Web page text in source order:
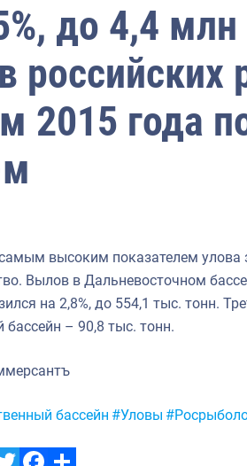
до 4,4
российских
2015 года
высоким показателем улова
Вылов в Дальневосточном
на 2,8%, до 554,1 тыс. тонн.
бассейн – 90,8 тыс. тонн.
бассейн #Уловы